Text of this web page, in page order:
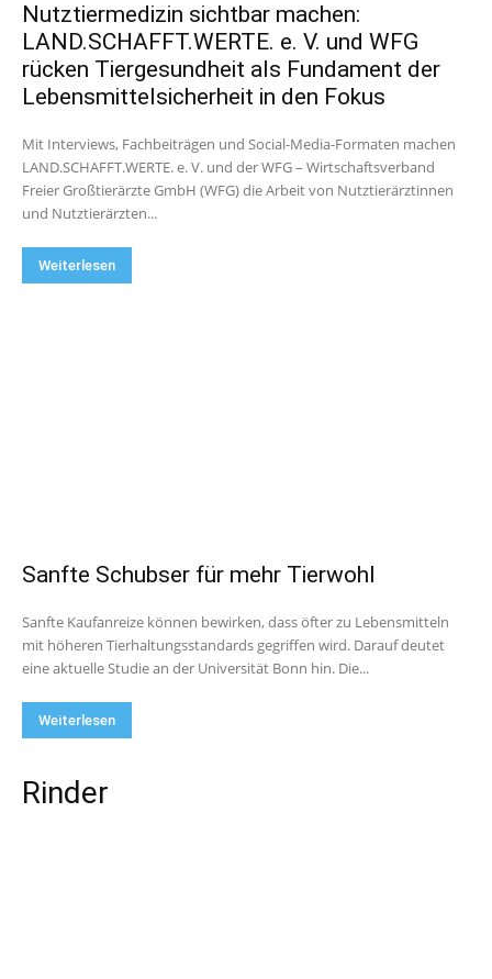
Nutztiermedizin sichtbar machen:
LAND.SCHAFFT.WERTE. e. V. und WFG
rücken Tiergesundheit als Fundament der
Lebensmittelsicherheit in den Fokus
Mit Interviews, Fachbeiträgen und Social-Media-Formaten machen
LAND.SCHAFFT.WERTE. e. V. und der WFG – Wirtschaftsverband
Freier Großtierärzte GmbH (WFG) die Arbeit von Nutztierärztinnen
und Nutztierärzten...
Weiterlesen
Sanfte Schubser für mehr Tierwohl
Sanfte Kaufanreize können bewirken, dass öfter zu Lebensmitteln
mit höheren Tierhaltungsstandards gegriffen wird. Darauf deutet
eine aktuelle Studie an der Universität Bonn hin. Die...
Weiterlesen
Rinder